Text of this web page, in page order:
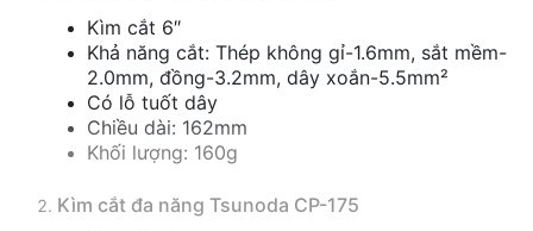
Kìm cắt 6″
Khả năng cắt: Thép không gỉ-1.6mm, sắt mềm-
2.0mm, đồng-3.2mm, dây xoắn-5.5mm²
Có lỗ tuốt dây
Chiều dài: 162mm
Khối lượng: 160g
Kìm cắt đa năng Tsunoda CP-175